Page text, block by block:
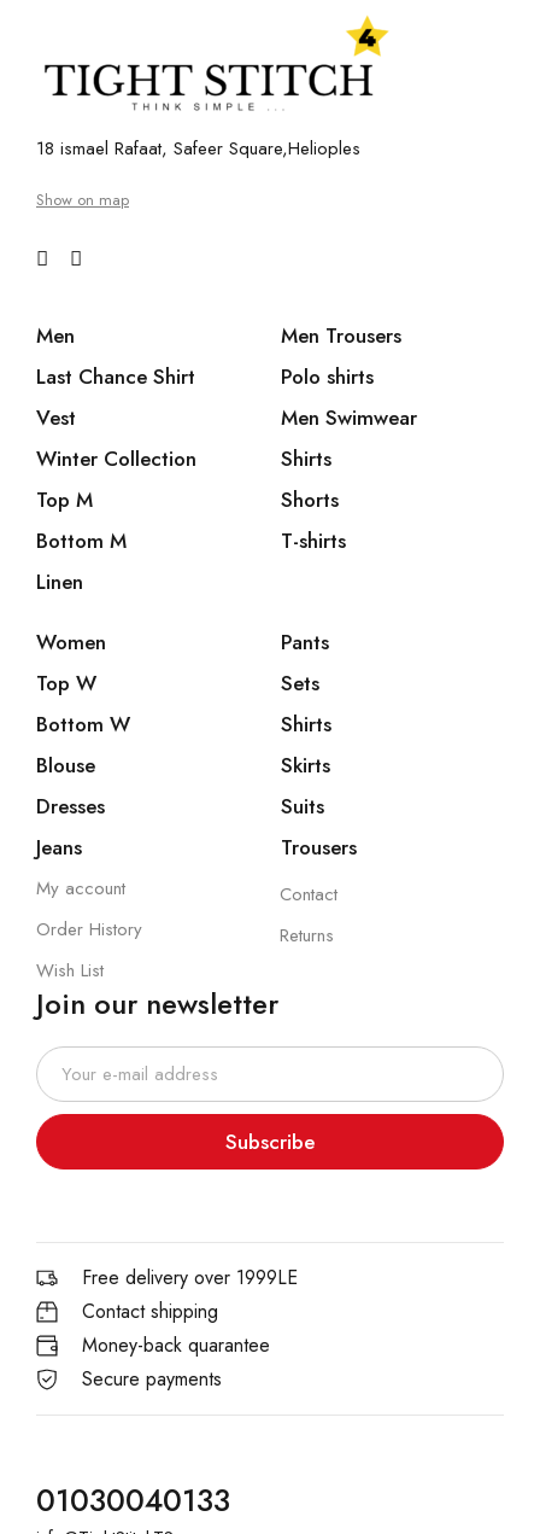
18 ismael Rafaat, Safeer Square,Helioples
Show on map
Men
Last Chance Shirt
Vest
Winter Collection
Top M
Bottom M
Linen
Men Trousers
Polo shirts
Men Swimwear
Shirts
Shorts
T-shirts
Women
Top W
Bottom W
Blouse
Dresses
Jeans
Pants
Sets
Shirts
Skirts
Suits
Trousers
My account
Order History
Wish List
Contact
Returns
Join our newsletter
Subscribe
Free delivery over 1999LE
Contact shipping
Money-back quarantee
Secure payments
01030040133